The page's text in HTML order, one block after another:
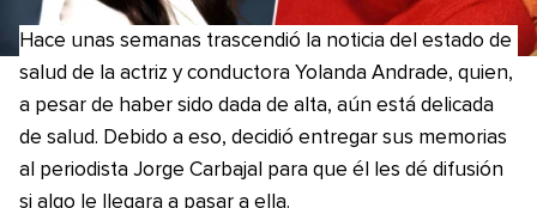
Hace unas semanas trascendió la noticia del estado de
salud de la actriz y conductora Yolanda Andrade, quien,
a pesar de haber sido dada de alta, aún está delicada
de salud. Debido a eso, decidió entregar sus memorias
al periodista Jorge Carbajal para que él les dé difusión
si algo le llegara a pasar a ella.